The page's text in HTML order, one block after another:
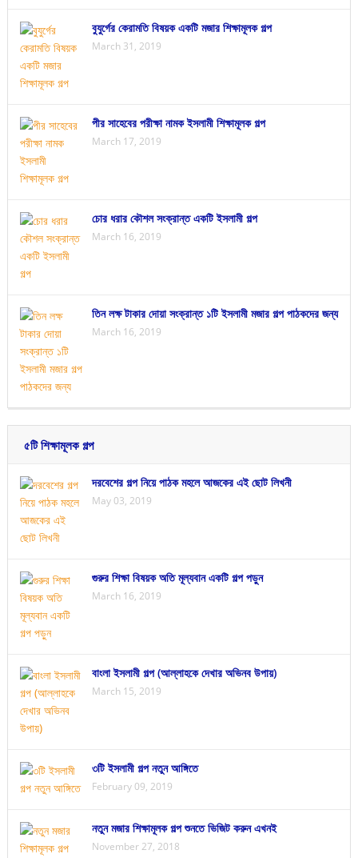
বুযুর্গের কেরামতি বিষয়ক একটি মজার শিক্ষামূলক গল্প
March 31, 2019
পীর সাহেবের পরীক্ষা নামক ইসলামী শিক্ষামূলক গল্প
March 17, 2019
চোর ধরার কৌশল সংক্রান্ত একটি ইসলামী গল্প
March 16, 2019
তিন লক্ষ টাকার দোয়া সংক্রান্ত ১টি ইসলামী মজার গল্প পাঠকদের জন্য
March 16, 2019
৫টি শিক্ষামূলক গল্প
দরবেশের গল্প নিয়ে পাঠক মহলে আজকের এই ছোট লিখনী
May 03, 2019
গুরুর শিক্ষা বিষয়ক অতি মূল্যবান একটি গল্প পড়ুন
March 16, 2019
বাংলা ইসলামী গল্প (আল্লাহকে দেখার অভিনব উপায়)
March 15, 2019
৩টি ইসলামী গল্প নতুন আঙ্গিতে
February 09, 2019
নতুন মজার শিক্ষামূলক গল্প শুনতে ভিজিট করুন এখনই
November 27, 2018